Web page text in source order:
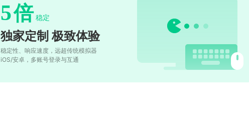
5倍 稳定
独家定制 极致体验
稳定性、响应速度，远超传统模拟器
iOS/安卓，多账号登录与互通